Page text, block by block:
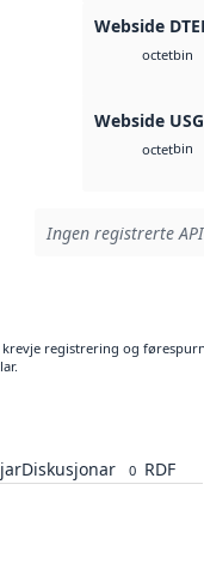
Webside
octetbin
Webside
octetbin
Ingen registrerte
registrering og
Diskusjonar 0 RDF